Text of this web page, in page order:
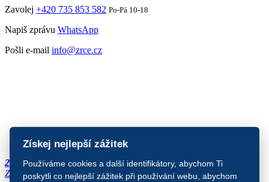
Zavolej +420 735 853 582 Po-Pá 10-18
Napiš zprávu WhatsApp
Pošli e-mail info@zrce.cz
2027
Zajisti si místo 4. vlna vstupenek končí za:
Získej nejlepší zážitek
Používáme cookies a další identifikátory, abychom Ti
poskytli co nejlepší zážitek při používání webu, abychom